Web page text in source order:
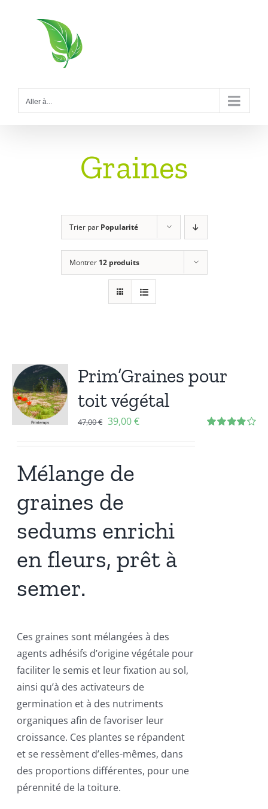
Aller à...
Graines
Trier par Popularité
Montrer 12 produits
Prim’Graines pour
toit végétal
47,00€ 39,00€
Mélange de
graines de
sedums enrichi
en fleurs, prêt à
semer.
Ces graines sont mélangées à des
agents adhésifs d’origine végétale pour
faciliter le semis et leur fixation au sol,
ainsi qu’à des activateurs de
germination et à des nutriments
organiques afin de favoriser leur
croissance. Ces plantes se répandent
et se ressèment d’elles-mêmes, dans
des proportions différentes, pour une
pérennité de la toiture.